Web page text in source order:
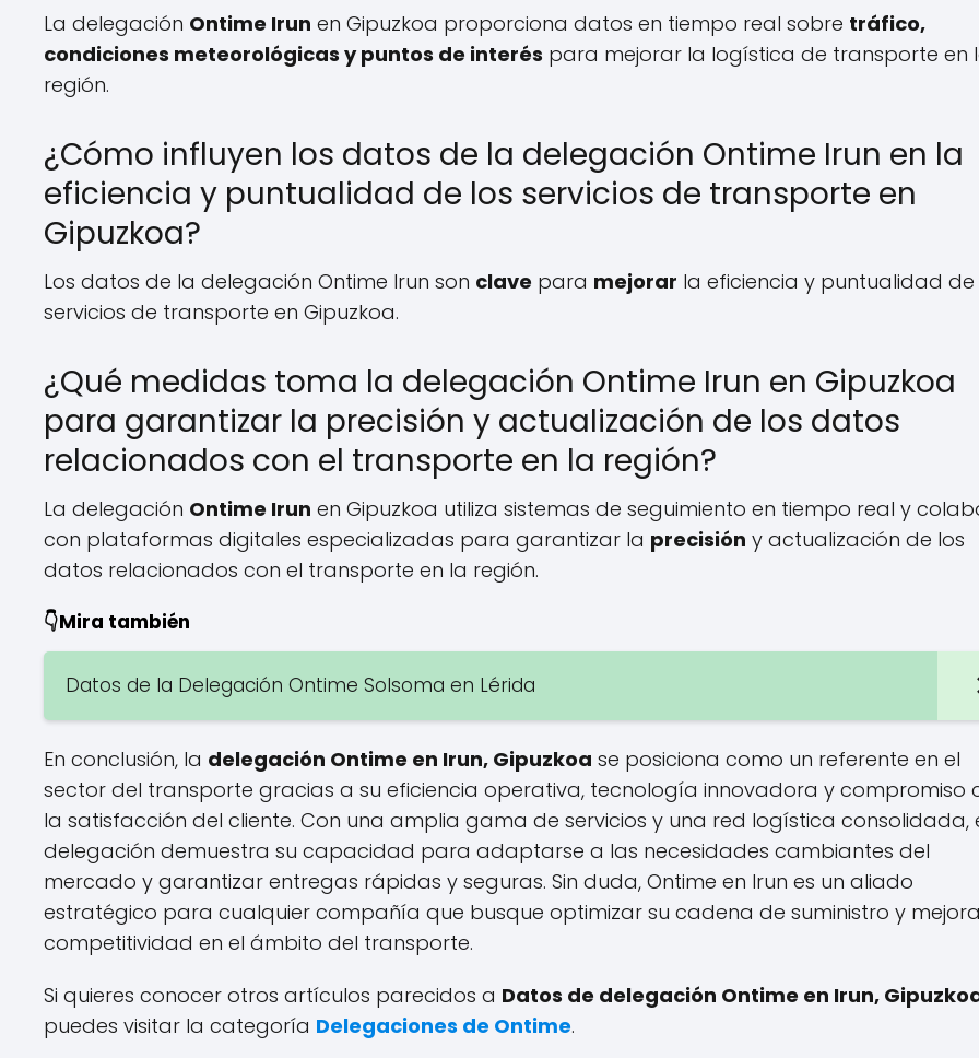
La delegación Ontime Irun en Gipuzkoa proporciona datos en tiempo real sobre tráfico,
condiciones meteorológicas y puntos de interés para mejorar la logística de transporte en
región.
¿Cómo influyen los datos de la delegación Ontime Irun en la
eficiencia y puntualidad de los servicios de transporte en
Gipuzkoa?
Los datos de la delegación Ontime Irun son clave para mejorar la eficiencia y puntualidad de
servicios de transporte en Gipuzkoa.
¿Qué medidas toma la delegación Ontime Irun en Gipuzkoa
para garantizar la precisión y actualización de los datos
relacionados con el transporte en la región?
La delegación Ontime Irun en Gipuzkoa utiliza sistemas de seguimiento en tiempo real y
con plataformas digitales especializadas para garantizar la precisión y actualización de los
datos relacionados con el transporte en la región.
👇Mira también
Datos de la Delegación Ontime Solsoma en Lérida
En conclusión, la delegación Ontime en Irun, Gipuzkoa se posiciona como un referente en el
sector del transporte gracias a su eficiencia operativa, tecnología innovadora y compromiso
la satisfacción del cliente. Con una amplia gama de servicios y una red logística consolidada,
delegación demuestra su capacidad para adaptarse a las necesidades cambiantes del
mercado y garantizar entregas rápidas y seguras. Sin duda, Ontime en Irun es un aliado
estratégico para cualquier compañía que busque optimizar su cadena de suministro y
competitividad en el ámbito del transporte.
Si quieres conocer otros artículos parecidos a Datos de delegación Ontime en Irun,
puedes visitar la categoría Delegaciones de Ontime.